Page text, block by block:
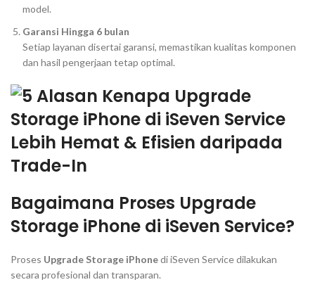
model.
Garansi Hingga 6 bulan
Setiap layanan disertai garansi, memastikan kualitas komponen
dan hasil pengerjaan tetap optimal.
Bagaimana Proses Upgrade
Storage iPhone di iSeven Service?
Proses Upgrade Storage iPhonedi iSeven Service dilakukan
secara profesional dan transparan.